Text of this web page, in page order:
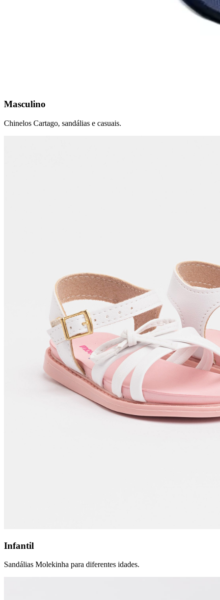
Masculino
Chinelos Cartago, sandálias e casuais.
Infantil
Sandálias Molekinha para diferentes idades.